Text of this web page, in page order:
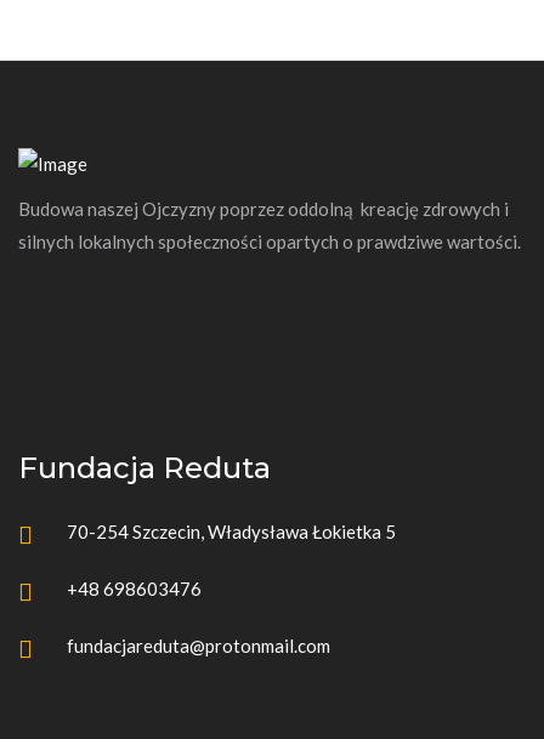
Budowa naszej Ojczyzny poprzez oddolną kreację zdrowych i
silnych lokalnych społeczności opartych o prawdziwe wartości.
Fundacja Reduta
70-254 Szczecin, Władysława Łokietka 5
+48 698603476
fundacjareduta@protonmail.com